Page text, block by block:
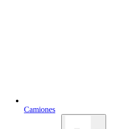
Camiones